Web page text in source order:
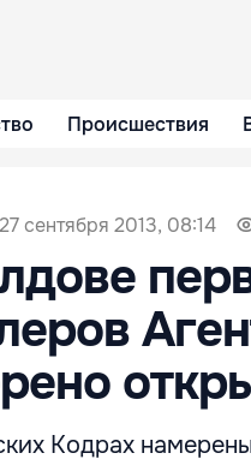
Происшествия
27 сентября 2013, 08:14
Кодрах